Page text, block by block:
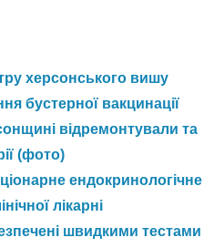
херсонського вишу
бустерної вакцинації
відремонтували та
(фото)
ендокринологічне
лікарні
швидкими тестами